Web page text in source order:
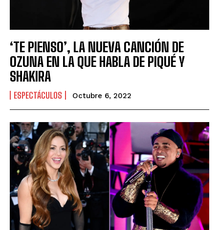
‘TE PIENSO’, LA NUEVA CANCIÓN DE
OZUNA EN LA QUE HABLA DE PIQUÉ Y
SHAKIRA
ESPECTÁCULOS Octubre 6, 2022